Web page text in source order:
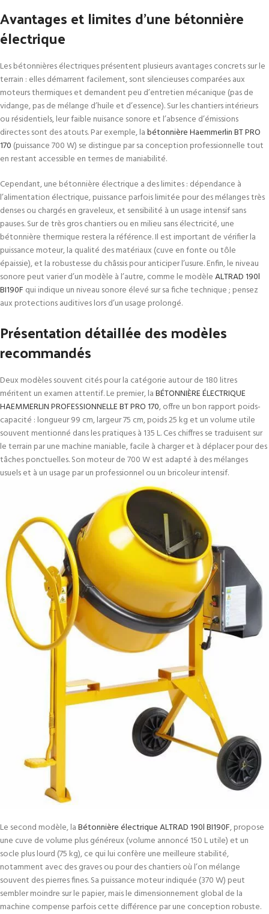
Avantages et limites d’une bétonnière
électrique
Les bétonnières électriques présentent plusieurs avantages concrets sur le
terrain : elles démarrent facilement, sont silencieuses comparées aux
moteurs thermiques et demandent peu d’entretien mécanique (pas de
vidange, pas de mélange d’huile et d’essence). Sur les chantiers intérieurs
ou résidentiels, leur faible nuisance sonore et l’absence d’émissions
directes sont des atouts. Par exemple, labétonnière Haemmerlin BT PRO
170 (puissance 700 W) se distingue par sa conception professionnelle tout
en restant accessible en termes de maniabilité.
Cependant, une bétonnière électrique a des limites : dépendance à
l’alimentation électrique, puissance parfois limitée pour des mélanges très
denses ou chargés en graveleux, et sensibilité à un usage intensif sans
pauses. Sur de très gros chantiers ou en milieu sans électricité, une
bétonnière thermique restera la référence. Il est important de vérifier la
puissance moteur, la qualité des matériaux (cuve en fonte ou tôle
épaissie), et la robustesse du châssis pour anticiper l’usure. Enfin, le niveau
sonore peut varier d’un modèle à l’autre, comme le modèleALTRAD 190l
BI190F qui indique un niveau sonore élevé sur sa fiche technique ; pensez
aux protections auditives lors d’un usage prolongé.
Présentation détaillée des modèles
recommandés
Deux modèles souvent cités pour la catégorie autour de 180 litres
méritent un examen attentif. Le premier, laBÉTONNIÈRE ÉLECTRIQUE
HAEMMERLIN PROFESSIONNELLE BT PRO 170, offre un bon rapport poids-
capacité : longueur 99 cm, largeur 75 cm, poids 25 kg et un volume utile
souvent mentionné dans les pratiques à 135 L. Ces chiffres se traduisent sur
le terrain par une machine maniable, facile à charger et à déplacer pour des
tâches ponctuelles. Son moteur de 700 W est adapté à des mélanges
usuels et à un usage par un professionnel ou un bricoleur intensif.
Le second modèle, laBétonnière électrique ALTRAD 190l BI190F, propose
une cuve de volume plus généreux (volume annoncé 150 L utile) et un
socle plus lourd (75 kg), ce qui lui confère une meilleure stabilité,
notamment avec des graves ou pour des chantiers où l’on mélange
souvent des pierres fines. Sa puissance moteur indiquée (370 W) peut
sembler moindre sur le papier, mais le dimensionnement global de la
machine compense parfois cette différence par une conception robuste.